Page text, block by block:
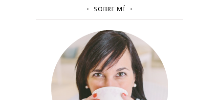
SOBRE MÍ